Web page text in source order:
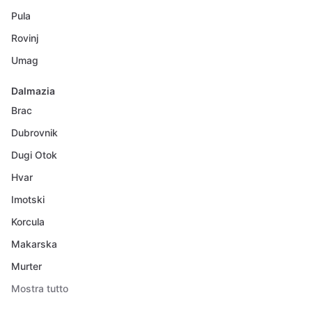
Pula
Rovinj
Umag
Dalmazia
Brac
Dubrovnik
Dugi Otok
Hvar
Imotski
Korcula
Makarska
Murter
Mostra tutto